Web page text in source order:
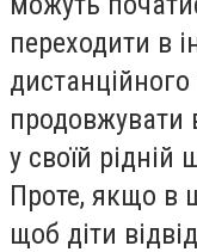
переходити в
продовжувати
у своїй рідній
Проте, якщо в
щоб діти